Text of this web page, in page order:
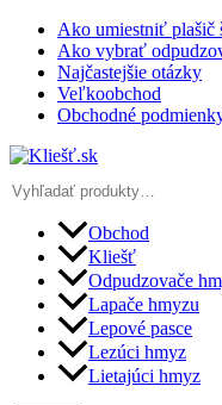
Preskočiť
obsah
Ako umiestniť plašič
Ako vybrať
Najčastejšie otázky
Veľkoobchod
Obchodné
Obchod
Kliešť
Odpudzovače
Lapače hmyzu
Lepové pasce
Lezúci hmyz
Lietajúci hmyz